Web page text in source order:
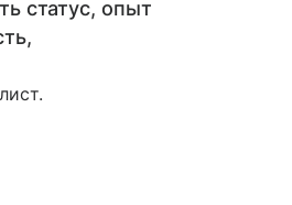
статус, опыт